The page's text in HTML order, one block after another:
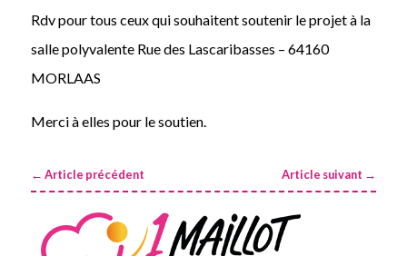
Rdv pour tous ceux qui souhaitent soutenir le projet à la
salle polyvalente Rue des Lascaribasses – 64160
MORLAAS
Merci à elles pour le soutien.
← Article précédent Article suivant →